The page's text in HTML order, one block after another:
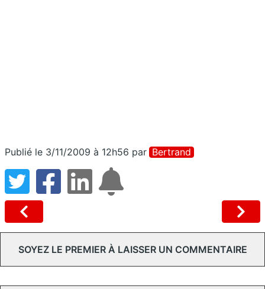
Publié le 3/11/2009 à 12h56 par Bertrand
SOYEZ LE PREMIER À LAISSER UN COMMENTAIRE